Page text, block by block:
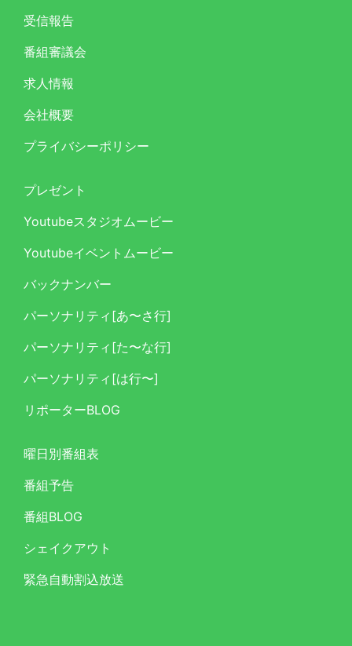
受信報告
番組審議会
求人情報
会社概要
プライバシーポリシー
プレゼント
Youtubeスタジオムービー
Youtubeイベントムービー
バックナンバー
パーソナリティ[あ〜さ行]
パーソナリティ[た〜な行]
パーソナリティ[は行〜]
リポーターBLOG
曜日別番組表
番組予告
番組BLOG
シェイクアウト
緊急自動割込放送